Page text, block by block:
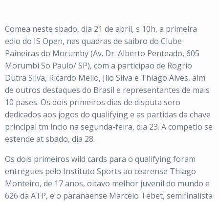
Comea neste sbado, dia 21 de abril, s 10h, a primeira
edio do IS Open, nas quadras de saibro do Clube
Paineiras do Morumby (Av. Dr. Alberto Penteado, 605
Morumbi So Paulo/ SP), com a participao de Rogrio
Dutra Silva, Ricardo Mello, Jlio Silva e Thiago Alves, alm
de outros destaques do Brasil e representantes de mais
10 pases. Os dois primeiros dias de disputa sero
dedicados aos jogos do qualifying e as partidas da chave
principal tm incio na segunda-feira, dia 23. A competio se
estende at sbado, dia 28.
Os dois primeiros wild cards para o qualifying foram
entregues pelo Instituto Sports ao cearense Thiago
Monteiro, de 17 anos, oitavo melhor juvenil do mundo e
626 da ATP, e o paranaense Marcelo Tebet, semifinalista